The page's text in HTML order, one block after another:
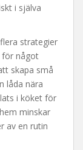
i själva
strategier
för något
skapa små
låda nära
i köket för
minskar
av en rutin